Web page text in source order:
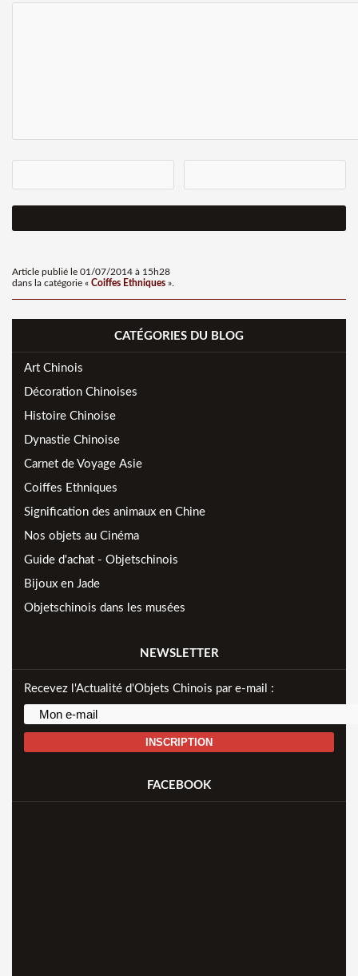
Article publié le 01/07/2014 à 15h28
dans la catégorie « Coiffes Ethniques ».
CATÉGORIES DU BLOG
Art Chinois
Décoration Chinoises
Histoire Chinoise
Dynastie Chinoise
Carnet de Voyage Asie
Coiffes Ethniques
Signification des animaux en Chine
Nos objets au Cinéma
Guide d'achat - Objetschinois
Bijoux en Jade
Objetschinois dans les musées
NEWSLETTER
Recevez l'Actualité d'Objets Chinois par e-mail :
INSCRIPTION
FACEBOOK